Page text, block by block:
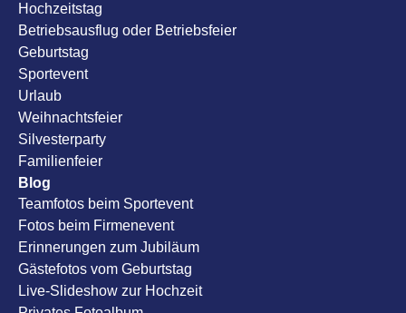
Hochzeitstag
Betriebsausflug oder Betriebsfeier
Geburtstag
Sportevent
Urlaub
Weihnachtsfeier
Silvesterparty
Familienfeier
Blog
Teamfotos beim Sportevent
Fotos beim Firmenevent
Erinnerungen zum Jubiläum
Gästefotos vom Geburtstag
Live-Slideshow zur Hochzeit